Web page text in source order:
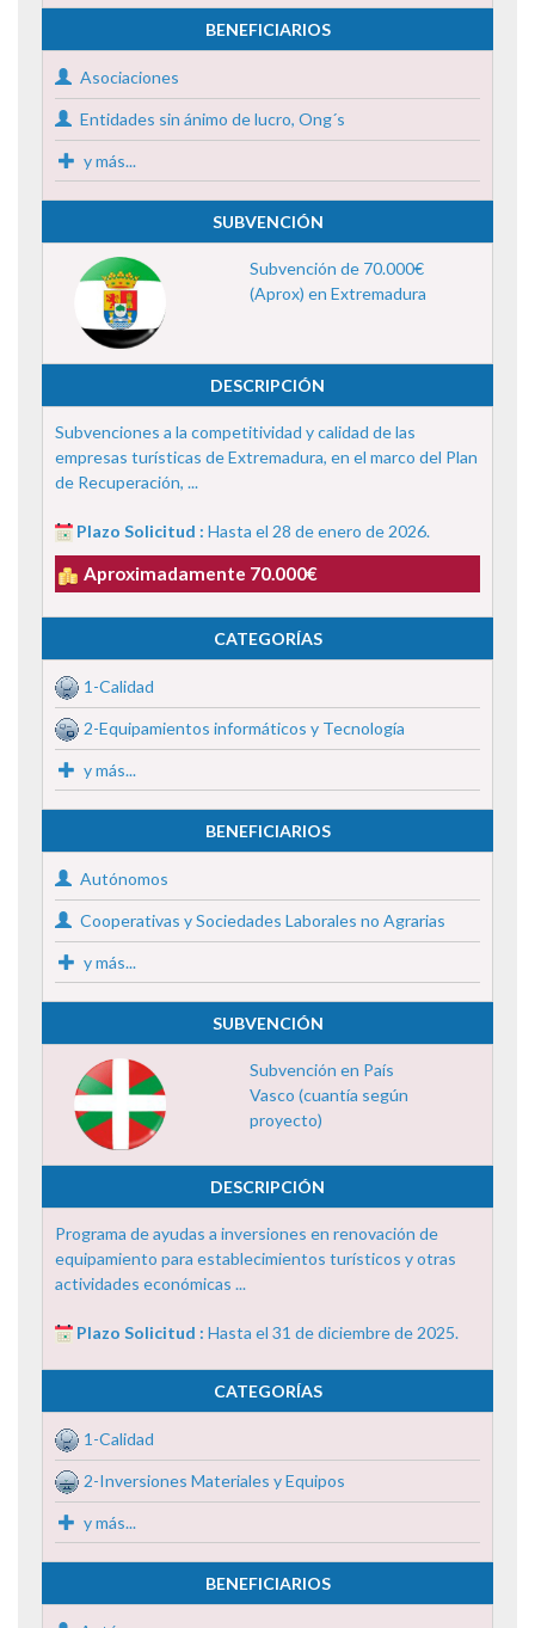
BENEFICIARIOS
Asociaciones
Entidades sin ánimo de lucro, Ong´s
y más...
SUBVENCIÓN
Subvención de 70.000€
(Aprox) en Extremadura
DESCRIPCIÓN
Subvenciones a la competitividad y calidad de las
empresas turísticas de Extremadura, en el marco del Plan
de Recuperación, ...
Plazo Solicitud : Hasta el 28 de enero de 2026.
Aproximadamente 70.000€
CATEGORÍAS
1-Calidad
2-Equipamientos informáticos y Tecnología
y más...
BENEFICIARIOS
Autónomos
Cooperativas y Sociedades Laborales no Agrarias
y más...
SUBVENCIÓN
Subvención en País
Vasco (cuantía según
proyecto)
DESCRIPCIÓN
Programa de ayudas a inversiones en renovación de
equipamiento para establecimientos turísticos y otras
actividades económicas ...
Plazo Solicitud : Hasta el 31 de diciembre de 2025.
CATEGORÍAS
1-Calidad
2-Inversiones Materiales y Equipos
y más...
BENEFICIARIOS